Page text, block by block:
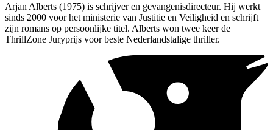
Arjan Alberts (1975) is schrijver en gevangenisdirecteur. Hij werkt
sinds 2000 voor het ministerie van Justitie en Veiligheid en schrijft
zijn romans op persoonlijke titel. Alberts won twee keer de
ThrillZone Juryprijs voor beste Nederlandstalige thriller.